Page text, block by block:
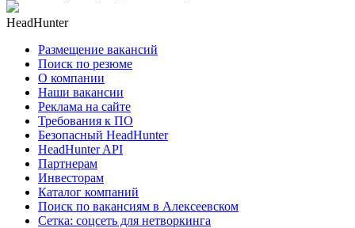
HeadHunter
Размещение вакансий
Поиск по резюме
О компании
Наши вакансии
Реклама на сайте
Требования к ПО
Безопасный HeadHunter
HeadHunter API
Партнерам
Инвесторам
Каталог компаний
Поиск по вакансиям в Алексеевском
Сетка: соцсеть для нетворкинга